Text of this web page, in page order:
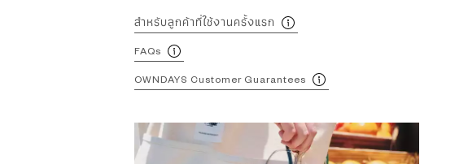
สำหรับลูกค้าที่ใช้งานครั้งแรก
FAQs
OWNDAYS Customer Guarantees